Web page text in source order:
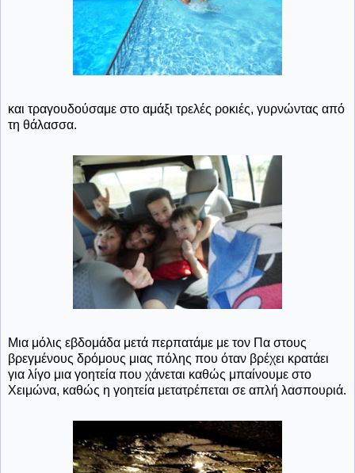
και τραγουδούσαμε στο αμάξι τρελές ροκιές, γυρνώντας από
τη θάλασσα.
Μια μόλις εβδομάδα μετά περπατάμε με τον Πα στους
βρεγμένους δρόμους μιας πόλης που όταν βρέχει κρατάει
για λίγο μια γοητεία που χάνεται καθώς μπαίνουμε στο
Χειμώνα, καθώς η γοητεία μετατρέπεται σε απλή λασπουριά.